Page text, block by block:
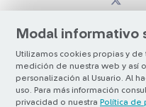
Modal informativo
Utilizamos cookies propias y de
medición de nuestra web y así
personalización al Usuario. Al
uso. Para más información
privacidad o nuestra Política de
© Copyright